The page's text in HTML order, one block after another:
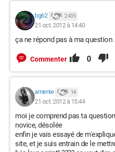
bg62 2 435
21 oct. 2012 à 14:40
ça ne répond pas à ma question
Commenter 0
amenie 14
21 oct. 2012 à 15:44
moi je comprend pas ta
novice, désolée
enfin je vais essayé de
site, et je suis entrain de le